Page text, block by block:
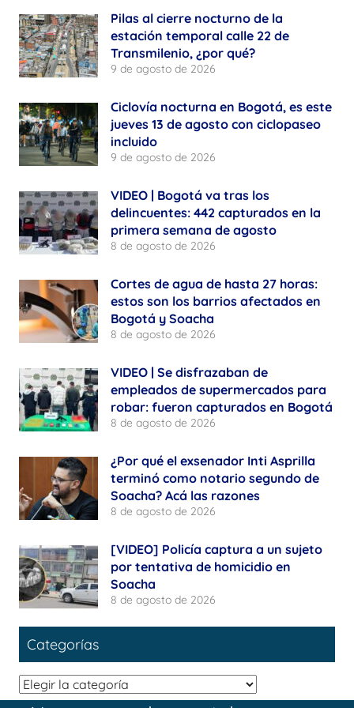
Pilas al cierre nocturno de la
estación temporal calle 22 de
Transmilenio, ¿por qué?
9 de agosto de 2026
Ciclovía nocturna en Bogotá, es este
jueves 13 de agosto con ciclopaseo
incluido
9 de agosto de 2026
VIDEO | Bogotá va tras los
delincuentes: 442 capturados en la
primera semana de agosto
8 de agosto de 2026
Cortes de agua de hasta 27 horas:
estos son los barrios afectados en
Bogotá y Soacha
8 de agosto de 2026
VIDEO | Se disfrazaban de
empleados de supermercados para
robar: fueron capturados en Bogotá
8 de agosto de 2026
¿Por qué el exsenador Inti Asprilla
terminó como notario segundo de
Soacha? Acá las razones
8 de agosto de 2026
[VIDEO] Policía captura a un sujeto
por tentativa de homicidio en
Soacha
8 de agosto de 2026
Categorías
Categorías